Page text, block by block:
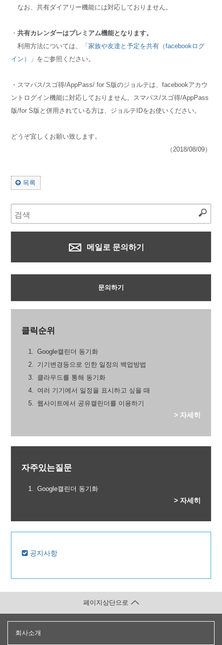
なお、共有ダイアリー機能には対応しておりません。
・共有カレンダーはプレミアム機能となります。
利用方法については、
「家族や友達と予定を共有（facebookログ
イン）」 をご参照ください。
・スマパス/スゴ得/AppPass/ for S版のジョルテは、facebookアカウ
ントログイン機能に対応しておりません。スマパス/スゴ得/AppPass
版/for S版と併用されている方は、ジョルテIDをお使いください。
どうぞ宜しくお願い致します。
（2018/08/09）
목록
메일로 문의하기
문의하기
클릭순위
Google캘린더 동기화
기기변경등으로 인한 일정의 백업방법
클라우드를 통해 동기화
여러 기기에서 일정을 표시하고 싶을 때
웹사이트에서 공유캘린더를 이용하기
> 자세히
자주있는질문
Google캘린더 동기화
> 자세히
공지사항
회사소개
페이지상단으로